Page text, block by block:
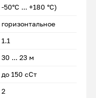
-50°С ... +180 °С)
горизонтальное
1.1
30 ... 23 м
до 150 сСт
2